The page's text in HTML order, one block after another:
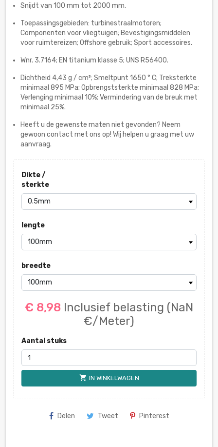
Snijdt van 100 mm tot 2000 mm.
Toepassingsgebieden: turbinestraalmotoren;
Componenten voor vliegtuigen; Bevestigingsmiddelen
voor ruimtereizen; Offshore gebruik; Sport accessoires.
Wnr. 3.7164; EN titanium klasse 5; UNS R56400.
Dichtheid 4,43 g / cm³; Smeltpunt 1650 ° C; Treksterkte
minimaal 895 MPa; Opbrengststerkte minimaal 828 MPa;
Verlenging minimaal 10%; Vermindering van de breuk met
minimaal 25%.
Heeft u de gewenste maten niet gevonden? Neem
gewoon contact met ons op! Wij helpen u graag met uw
aanvraag.
Dikte /
sterkte
lengte
breedte
€ 8,98 Inclusief belasting (NaN
€/Meter)
Aantal stuks
shopping_cart IN WINKELWAGEN
Delen Tweet Pinterest